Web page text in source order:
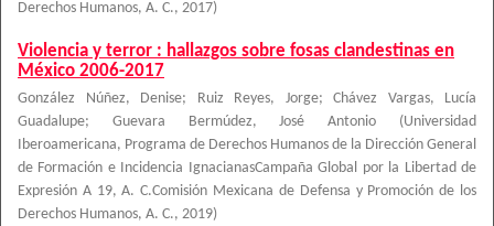
Derechos Humanos, A. C., 2017)
Violencia y terror : hallazgos sobre fosas clandestinas en
México 2006-2017
González Núñez, Denise; Ruiz Reyes, Jorge; Chávez Vargas, Lucía
Guadalupe; Guevara Bermúdez, José Antonio (Universidad
Iberoamericana, Programa de Derechos Humanos de la Dirección General
de Formación e Incidencia IgnacianasCampaña Global por la Libertad de
Expresión A 19, A. C.Comisión Mexicana de Defensa y Promoción de los
Derechos Humanos, A. C., 2019)